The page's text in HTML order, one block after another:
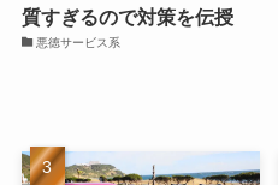
質すぎるので対策を伝授
悪徳サービス系